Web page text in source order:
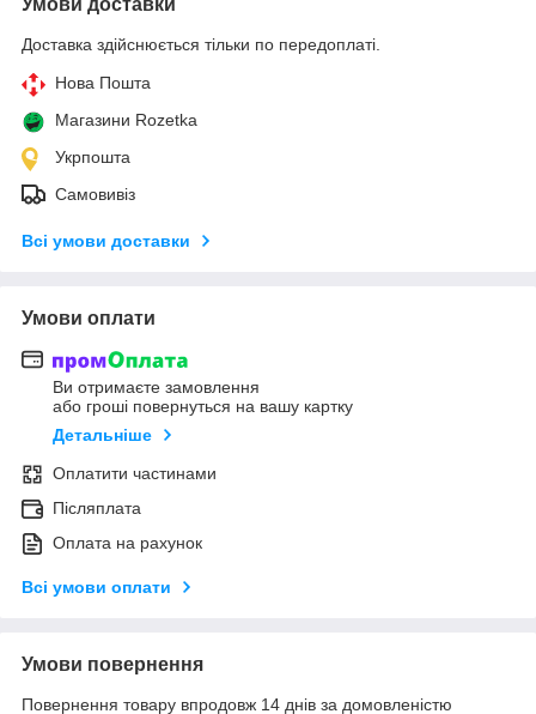
Доставка здійснюється тільки по передоплаті.
Нова Пошта
Магазини Rozetka
Укрпошта
Самовивіз
Всі умови доставки
Умови оплати
Ви отримаєте замовлення
або гроші повернуться на вашу картку
Детальніше
Оплатити частинами
Післяплата
Оплата на рахунок
Всі умови оплати
Умови повернення
Повернення товару впродовж 14 днів за домовленістю